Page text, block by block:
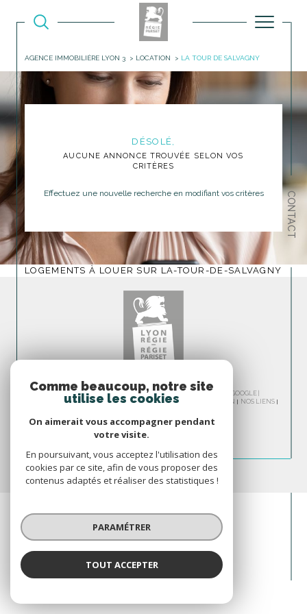
CONTACT
AGENCE IMMOBILIÈRE LYON 3 LOCATION LA TOUR DE SALVAGNY
DÉSOLÉ,
AUCUNE ANNONCE TROUVÉE SELON VOS
CRITÈRES
Effectuez une nouvelle recherche en modifiant vos critères
LOGEMENTS À LOUER SUR LA-TOUR-DE-SALVAGNY
© 2026 | TOUS DROITS RÉSERVÉS | TRADUCTION POWERED BY GOOGLE |
NOS HONORAIRES
PLAN DU SITE MENTIONS LÉGALES ADMIN
NOS LIENS
Comme beaucoup, notre site
utilise les cookies
On aimerait vous accompagner pendant
votre visite.
En poursuivant, vous acceptez l'utilisation des
cookies par ce site, afin de vous proposer des
contenus adaptés et réaliser des statistiques !
PARAMÉTRER
TOUT ACCEPTER